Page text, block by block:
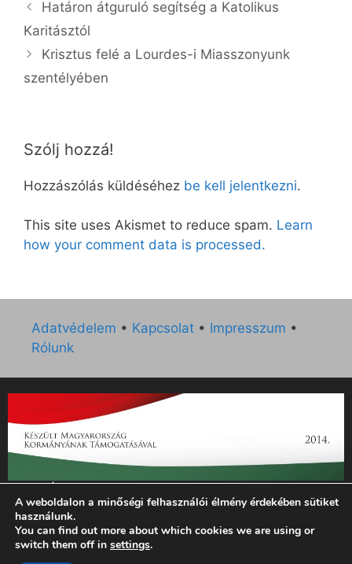
Határon átguruló segítség a Katolikus
Karitásztól
Krisztus felé a Lourdes-i Miasszonyunk
szentélyében
Szólj hozzá!
Hozzászólás küldéséhez be kell jelentkezni.
This site uses Akismet to reduce spam. Learn
how your comment data is processed.
Adatvédelem • Kapcsolat • Impresszum •
Rólunk
„Az Új Ember katolikus hetilap 2014. évi működésének
támogatását az EGYH-KCP-14-P-0121 sz. támogatási
szerződés keretében 3 000 000 Ft összegben támogatta az
Emberi Erőforrások Minisztériuma.”
A weboldalon a minőségi felhasználói élmény érdekében sütiket
használunk.
You can find out more about which cookies we are using or
switch them off in settings.